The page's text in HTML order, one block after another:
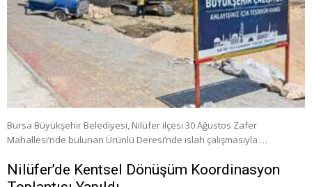
Bursa Büyükşehir Belediyesi, Nilüfer ilçesi 30 Ağustos Zafer
Mahallesi’nde bulunan Ürünlü Deresi’nde ıslah çalışmasıyla …
Nilüfer’de Kentsel Dönüşüm Koordinasyon